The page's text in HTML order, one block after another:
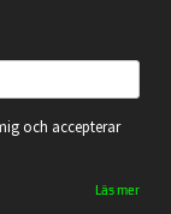
och accepterar
Läs mer